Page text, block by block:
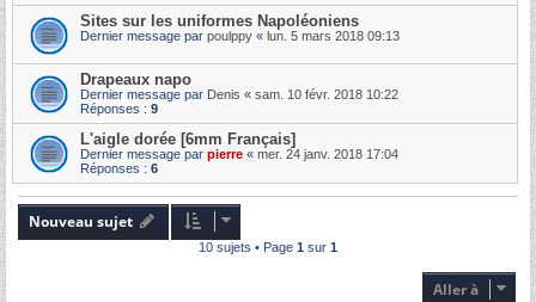
Sites sur les uniformes Napoléoniens
Dernier message par poulppy « lun. 5 mars 2018 09:13
Drapeaux napo
Dernier message par Denis « sam. 10 févr. 2018 10:22
Réponses : 9
L'aigle dorée [6mm Français]
Dernier message par pierre « mer. 24 janv. 2018 17:04
Réponses : 6
Nouveau sujet
10 sujets • Page 1 sur 1
Aller à